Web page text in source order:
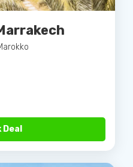
Deal